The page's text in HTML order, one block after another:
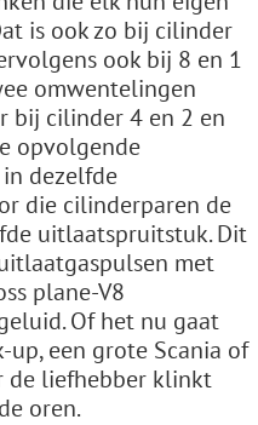
is ook zo bij cilinder
ook bij 8 en 1
omwentelingen
bij cilinder 4 en 2 en
opvolgende
dezelfde
die cilinderparen de
uitlaatspruitstuk. Dit
met
plane-V8
Of het nu gaat
up, een grote Scania of
de liefhebber klinkt
oren.